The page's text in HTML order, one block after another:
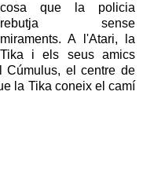
cosa que la policia
rebutja sense
miraments. A l'Atari, la
Tika i els seus amics
Cúmulus, el centre de
la Tika coneix el camí